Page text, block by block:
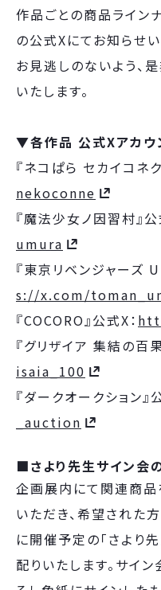
作品ごとの商品ライン
の公式Xにてお知らせい
お見逃しのないよう、
いたします。
▼各作品 公式Xアカウ
『ネコぱら セカイコネク
nekoconne
『魔法少女ノ因習村』公
umura
『東京リベンジャーズ
s://x.com/
『COCORO』公式X：
『グリザイア 集結の百
isaia_100
『ダークオークション』
_auction
■さより先生サイン会
企画展内にて関連商品
いただき、希望された
に開催予定の「さより
配りいたします。サイ